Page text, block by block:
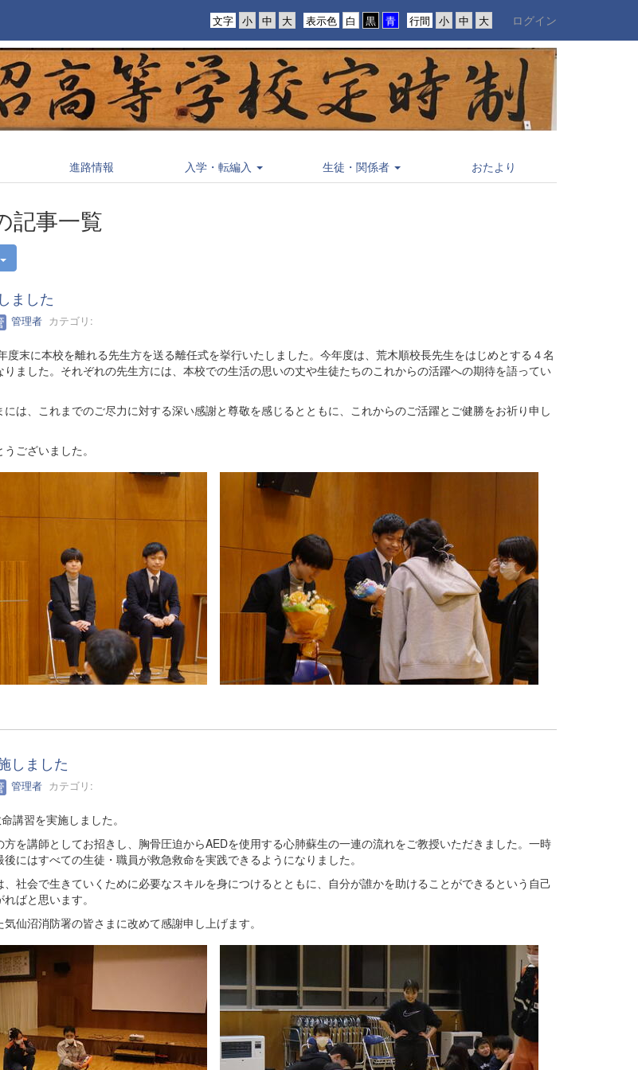
行間
表示色
文字 ログイン
進路情報 入学・転編入 生徒・関係者 おたより
記事一覧
ました
管理者カテゴリ:
度末に本校を離れる先生方を送る離任式を挙行いたしました。今年度は、荒木順校長先生をはじめとする４名
ました。それぞれの先生方には、本校での生活の思いの丈や生徒たちのこれからの活躍への期待を語ってい
は、これまでのご尽力に対する深い感謝と尊敬を感じるとともに、これからのご活躍とご健勝をお祈り申し
ございました。
しました
管理者カテゴリ:
講習を実施しました。
を講師としてお招きし、胸骨圧迫からAEDを使用する心肺蘇生の一連の流れをご教授いただきました。一時
にはすべての生徒・職員が救急救命を実践できるようになりました。
社会で生きていくために必要なスキルを身につけるとともに、自分が誰かを助けることができるという自己
ばと思います。
仙沼消防署の皆さまに改めて感謝申し上げます。